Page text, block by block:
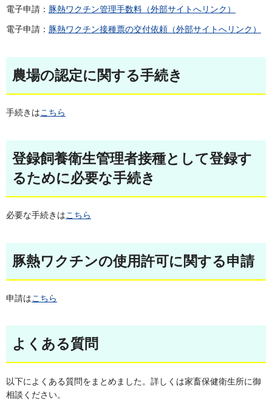
電子申請： 豚熱ワクチン管理手数料（外部サイトへリンク）
電子申請： 豚熱ワクチン接種票の交付依頼（外部サイトへリンク）
農場の認定に関する手続き
手続きはこちら
登録飼養衛生管理者接種として登録す
るために必要な手続き
必要な手続きはこちら
豚熱ワクチンの使用許可に関する申請
申請はこちら
よくある質問
以下によくある質問をまとめました。詳しくは家畜保健衛生所に御
相談ください。